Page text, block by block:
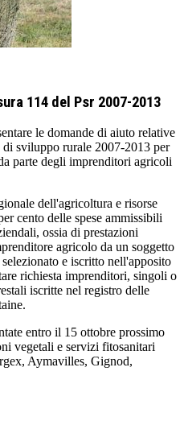
114 del Psr 2007-2013
le domande di aiuto relative
sviluppo rurale 2007-2013 per
parte degli imprenditori agricoli
dell'agricoltura e risorse
cento delle spese ammissibili
ossia di prestazioni
agricolo da un soggetto
e iscritto nell'apposito
richiesta imprenditori, singoli o
iscritte nel registro delle
entro il 15 ottobre prossimo
vegetali e servizi fitosanitari
Aymavilles, Gignod,